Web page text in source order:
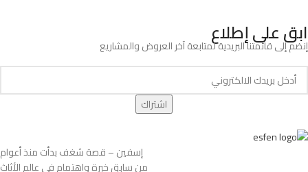
ابق على إطلاع
إنضم إلى قائمتنا البريدية لمتابعة آخر العروض والمشاريع
إسفين – قصة شغف بدأت منذ أعوام
من سابق خبرة واهتمام في عالم الأثاث